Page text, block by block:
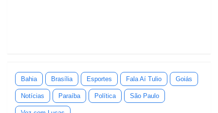
Bahia Brasília Esportes Fala Aí Tulio Goiás
Notícias Paraíba Política São Paulo